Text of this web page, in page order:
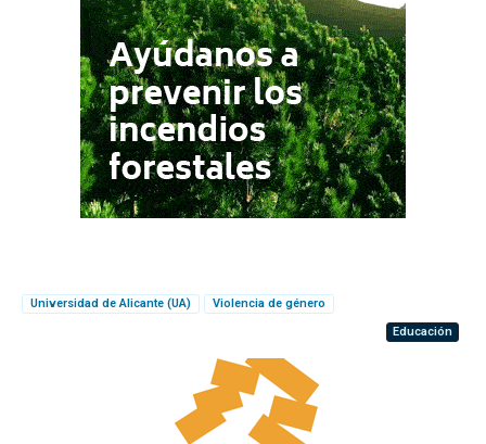
Universidad de Alicante (UA)
Violencia de género
Educación